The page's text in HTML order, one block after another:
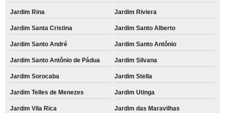
Jardim Rina Jardim Riviera
Jardim Santa Cristina Jardim Santo Alberto
Jardim Santo André Jardim Santo Antônio
Jardim Santo Antônio de Pádua Jardim Silvana
Jardim Sorocaba Jardim Stella
Jardim Telles de Menezes Jardim Utinga
Jardim Vila Rica Jardim das Maravilhas